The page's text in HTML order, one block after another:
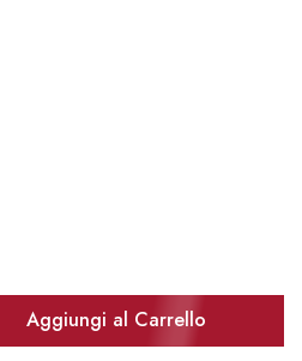
Aggiungi al Carrello